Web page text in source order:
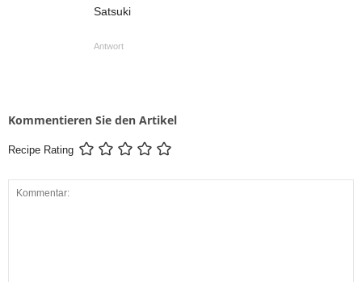
Satsuki
Antwort
Kommentieren Sie den Artikel
Recipe Rating